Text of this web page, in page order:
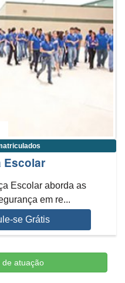
Escolar
Escolar aborda as
em re...
se Grátis
de atuação